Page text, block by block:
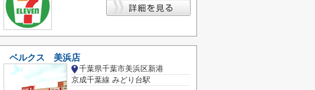
ベルクス 美浜店
千葉県千葉市美浜区新港
京成千葉線 みどり台駅